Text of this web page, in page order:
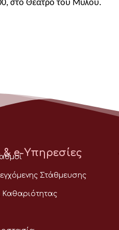
στο Θέατρο του Μύλου.
e-Υπηρεσίες
Στάθμευσης
Καθαριότητας